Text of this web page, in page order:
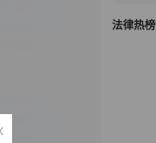
法律热榜